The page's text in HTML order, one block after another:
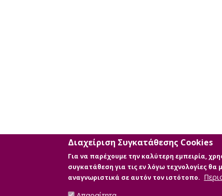
Διαχείριση Συγκατάθεσης Cookies
Για να παρέχουμε την καλύτερη εμπειρία,
συγκατάθεση για τις εν λόγω τεχνολογίες
αναγνωριστικά σε αυτόν τον ιστότοπο.